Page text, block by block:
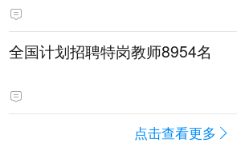
全国计划招聘特岗教师8954名
点击查看更多